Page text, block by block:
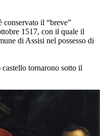
conservato il “breve”
1517, con il quale il
di Assisi nel possesso di
tornarono sotto il